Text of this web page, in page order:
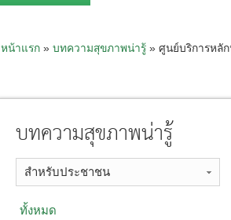
หน้าแรก» บทความสุขภาพน่ารู้» ศูนย์บริการหลัก
บทความสุขภาพน่ารู้
สำหรับประชาชน
ทั้งหมด